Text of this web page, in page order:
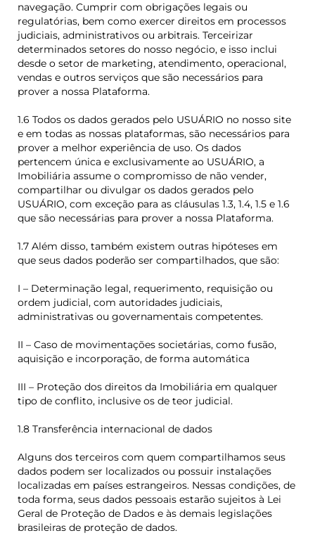
navegação. Cumprir com obrigações legais ou
regulatórias, bem como exercer direitos em processos
judiciais, administrativos ou arbitrais. Terceirizar
determinados setores do nosso negócio, e isso inclui
desde o setor de marketing, atendimento, operacional,
vendas e outros serviços que são necessários para
prover a nossa Plataforma.
1.6 Todos os dados gerados pelo USUÁRIO no nosso site
e em todas as nossas plataformas, são necessários para
prover a melhor experiência de uso. Os dados
pertencem única e exclusivamente ao USUÁRIO, a
Imobiliária assume o compromisso de não vender,
compartilhar ou divulgar os dados gerados pelo
USUÁRIO, com exceção para as cláusulas 1.3, 1.4, 1.5 e 1.6
que são necessárias para prover a nossa Plataforma.
1.7 Além disso, também existem outras hipóteses em
que seus dados poderão ser compartilhados, que são:
I – Determinação legal, requerimento, requisição ou
ordem judicial, com autoridades judiciais,
administrativas ou governamentais competentes.
II – Caso de movimentações societárias, como fusão,
aquisição e incorporação, de forma automática
III – Proteção dos direitos da Imobiliária em qualquer
tipo de conflito, inclusive os de teor judicial.
1.8 Transferência internacional de dados
Alguns dos terceiros com quem compartilhamos seus
dados podem ser localizados ou possuir instalações
localizadas em países estrangeiros. Nessas condições, de
toda forma, seus dados pessoais estarão sujeitos à Lei
Geral de Proteção de Dados e às demais legislações
brasileiras de proteção de dados.